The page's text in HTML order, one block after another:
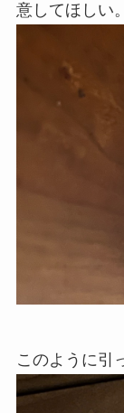
意してほしい。
このように引